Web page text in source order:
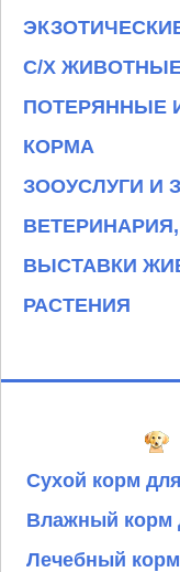
С/Х
ПОТЕРЯННЫЕ
КОРМА
ЗООУСЛУГИ И
ВЫСТАВКИ
РАСТЕНИЯ
Сухой корм
Влажный корм
Лечебный